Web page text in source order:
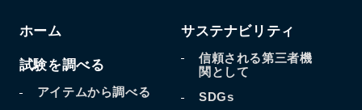
ホーム
試験を調べる
アイテムから調べる
サステナビリティ
信頼される第三者機
関として
SDGs